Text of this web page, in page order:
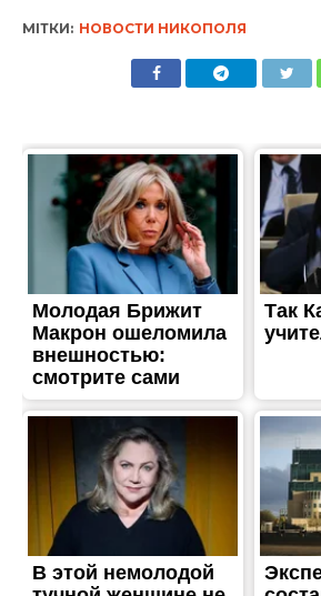
МІТКИ: НОВОСТИ НИКОПОЛЯ